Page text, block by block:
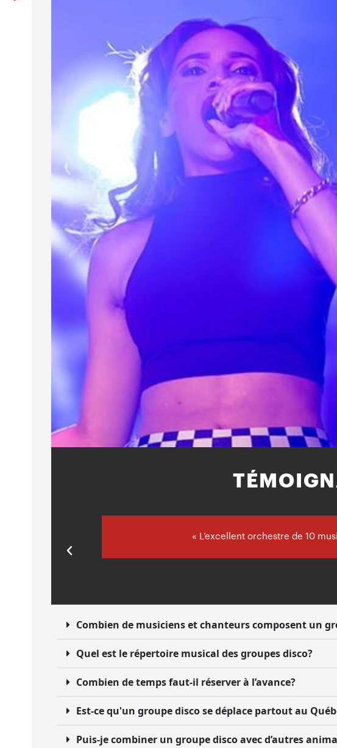
« L’excellent orchestre de 10
Combien de musiciens et chanteurs composent un
Quel est le répertoire musical des groupes disco?
Combien de temps faut-il réserver à l’avance?
Est-ce qu'un groupe disco se déplace partout au
Puis-je combiner un groupe disco avec d’autres